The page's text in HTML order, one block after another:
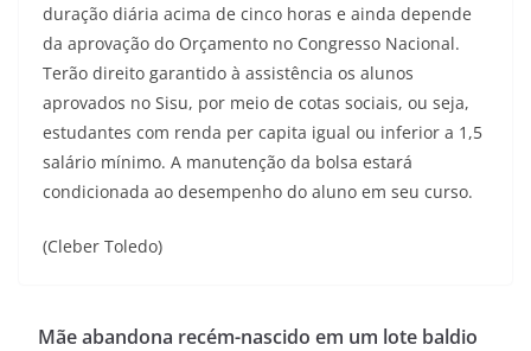
duração diária acima de cinco horas e ainda depende
da aprovação do Orçamento no Congresso Nacional.
Terão direito garantido à assistência os alunos
aprovados no Sisu, por meio de cotas sociais, ou seja,
estudantes com renda per capita igual ou inferior a 1,5
salário mínimo. A manutenção da bolsa estará
condicionada ao desempenho do aluno em seu curso.
(Cleber Toledo)
Mãe abandona recém-nascido em um lote baldio